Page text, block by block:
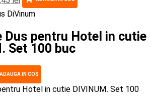
Dus pentru Hotel in cutie
Set 100 buc
ADAUGA IN COS